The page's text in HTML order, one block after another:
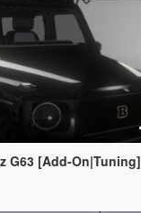
G63 [Add-On|Tuning]